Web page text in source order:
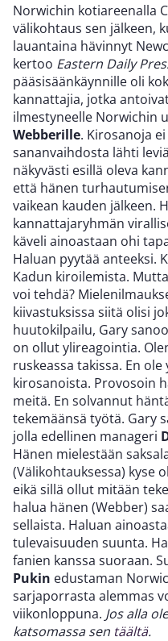
Norwichin kotiareenalla
välikohtaus sen jälkeen,
lauantaina hävinnyt
kertoo Eastern Daily
pääsisäänkäynnille oli
kannattajia, jotka
ilmestyneelle Norwichin
Webberille. Kirosanoja
sananvaihdosta lähti
näkyvästi esillä oleva
että hänen
vaikean kauden jälkeen.
kannattajaryhmän
käveli ainoastaan ohi
Haluan pyytää anteeksi.
Kadun kiroilemista.
voi tehdä?
kiivastuksissa siitä olisi
huutokilpailu, Gary
on ollut ylireagointia.
ruskeassa takissa. En
kirosanoista. Provosoin
meitä. En solvannut
tekemäänsä työtä. Gary
jolla edellinen manageri
Hänen mielestään
(Välikohtauksessa) kyse
eikä sillä ollut mitään
halua hänen (Webber)
sellaista. Haluan
tulevaisuuden suunta.
fanien kanssa suoraan.
Pukin edustaman
sarjaporrasta alemmas
viikonloppuna. Jos alla
katsomassa sen täältä.